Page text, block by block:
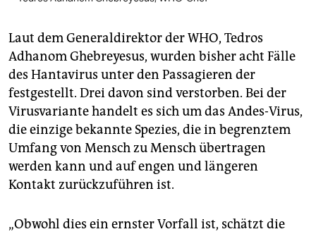
Laut dem Generaldirektor der WHO, Tedros
Adhanom Ghebreyesus, wurden bisher acht Fälle
des Hantavirus unter den Passagieren der
festgestellt. Drei davon sind verstorben. Bei der
Virusvariante handelt es sich um das Andes-Virus,
die einzige bekannte Spezies, die in begrenztem
Umfang von Mensch zu Mensch übertragen
werden kann und auf engen und längeren
Kontakt zurückzuführen ist.
„Obwohl dies ein ernster Vorfall ist, schätzt die